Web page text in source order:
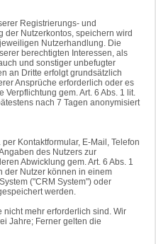
Registrierungs- und
der Nutzerkontos, speichern wird
Nutzerhandlung. Die
berechtigten Interessen, als
und sonstiger unbefugter
an Dritte erfolgt grundsätzlich
Ansprüche erforderlich oder es
gem. Art. 6 Abs. 1 lit.
nach 7 Tagen anonymisiert
Kontaktformular, E-Mail, Telefon
des Nutzers zur
Abwicklung gem. Art. 6 Abs. 1
der Nutzer können in einem
("CRM System") oder
werden.
nicht mehr erforderlich sind. Wir
Jahre; Ferner gelten die